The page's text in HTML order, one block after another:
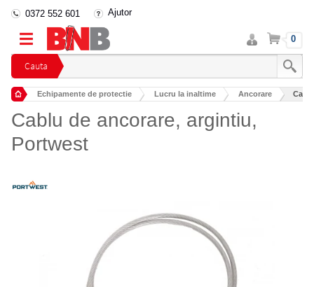
Cauta
0372 552 601 Ajutor
Intra
in
cont
Cos 0
Echipamente de protectie Lucru la inaltime Ancorare
Cablu de ancorare, argintiu,
Portwest